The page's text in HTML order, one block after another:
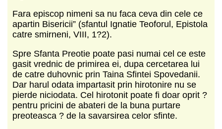
Fara episcop nimeni sa nu faca ceva din cele ce
apartin Bisericii” (sfantul Ignatie Teoforul, Epistola
catre smirneni, VIII, 1?2).
Spre Sfanta Preotie poate pasi numai cel ce este
gasit vrednic de primirea ei, dupa cercetarea lui
de catre duhovnic prin Taina Sfintei Spovedanii.
Dar harul odata impartasit prin hirotonire nu se
pierde niciodata. Cel hirotonit poate fi doar oprit ?
pentru pricini de abateri de la buna purtare
preoteasca ? de la savarsirea celor sfinte.